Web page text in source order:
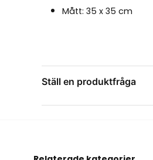
Mått: 35 x 35 cm
💡 Tips! Vackra att vika
Ställ en produktfråga